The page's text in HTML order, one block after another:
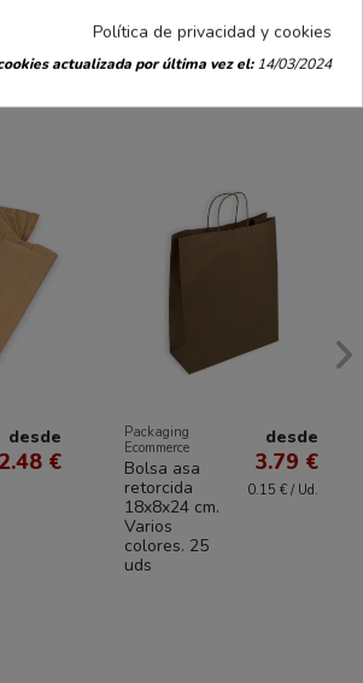
la misma categoría:
desde
2.48 €
Packaging
Ecommerce
Bolsa asa
retorcida
18x8x24 cm.
Varios
colores. 25
uds
desde
3.79 €
0.15 € / Ud.
Política de privacidad y cookies
actualizada por última vez el:14/03/2024